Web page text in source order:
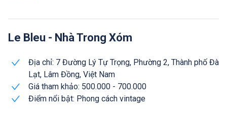
Le Bleu - Nhà Trong Xóm
Địa chỉ: 7 Đường Lý Tự Trọng, Phường 2, Thành phố Đà
Lạt, Lâm Đồng, Việt Nam
Giá tham khảo: 500.000 - 700.000
Điểm nổi bật: Phong cách vintage